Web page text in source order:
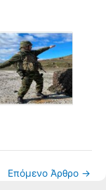
Επόμενο Άρθρο →